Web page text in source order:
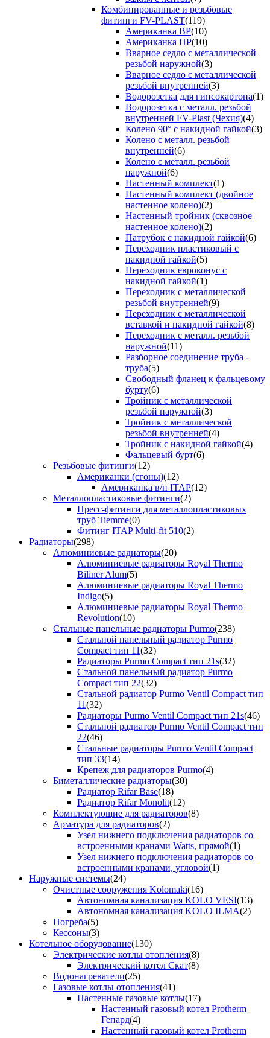
Комбинированные и резьбовые
фитинги FV-PLAST(119)
Американка ВР(10)
Американка НР(10)
Вварное седло с металлической
резьбой наружной(3)
Вварное седло с металлической
резьбой внутренней(3)
Водорозетка для гипсокартона(1)
Водорозетка с металл. резьбой
внутренней FV-Plast (Чехия)(4)
Колено 90° с накидной гайкой(3)
Колено с металл. резьбой
внутренней(6)
Колено с металл. резьбой
наружной(6)
Настенный комплект(1)
Настенный комплект (двойное
настенное колено)(2)
Настенный тройник (сквозное
настенное колено)(2)
Патрубок с накидной гайкой(6)
Переходник пластиковый с
накидной гайкой(5)
Переходник евроконус с
накидной гайкой(1)
Переходник с металлической
резьбой внутренней(9)
Переходник с металлической
вставкой и накидной гайкой(8)
Переходник с металл. резьбой
наружной(11)
Разборное соединение труба -
труба(5)
Свободный фланец к фальцевому
бурту(6)
Тройник с металлической
резьбой наружной(3)
Тройник с металлической
резьбой внутренней(4)
Тройник с накидной гайкой(4)
Фальцевый бурт(6)
Резьбовые фитинги(12)
Американки (сгоны)(12)
Американка в/н ITAP(12)
Металлопластиковые фитинги(2)
Пресс-фитинги для металлопластиковых
труб Tiemme(0)
Фитинг ITAP Multi-fit 510(2)
Радиаторы(298)
Алюминиевые радиаторы(20)
Алюминиевые радиаторы Royal Thermo
Biliner Alum(5)
Алюминиевые радиаторы Royal Thermo
Indigo(5)
Алюминиевые радиаторы Royal Thermo
Revolution(10)
Стальные панельные радиаторы Purmo(238)
Стальной панельный радиатор Purmo
Compact тип 11(32)
Радиаторы Purmo Compact тип 21s(32)
Стальной панельный радиатор Purmo
Compact тип 22(32)
Стальной радиатор Purmo Ventil Compact тип
11(32)
Радиаторы Purmo Ventil Compact тип 21s(46)
Стальной радиатор Purmo Ventil Compact тип
22(46)
Стальные радиаторы Purmo Ventil Compact
тип 33(14)
Крепеж для радиаторов Purmo(4)
Биметаллические радиаторы(30)
Радиатор Rifar Base(18)
Радиатор Rifar Monolit(12)
Комплектующие для радиаторов(8)
Арматура для радиаторов(2)
Узел нижнего подключения радиаторов со
встроенными кранами Watts, прямой(1)
Узел нижнего подключения радиаторов со
встроенными кранами, угловой(1)
Наружные системы(24)
Очистные сооружения Kolomaki(16)
Автономная канализация KOLO VESI(13)
Автономная канализация KOLO ILMA(2)
Погреба(5)
Кессоны(3)
Котельное оборудование(130)
Электрические котлы отопления(8)
Электрический котел Скат(8)
Водонагреватели(25)
Газовые котлы отопления(41)
Настенные газовые котлы(17)
Настенный газовый котел Protherm
Гепард(4)
Настенный газовый котел Protherm